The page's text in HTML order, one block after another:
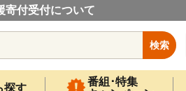
寄付受付について
検索
探す
番組･特集